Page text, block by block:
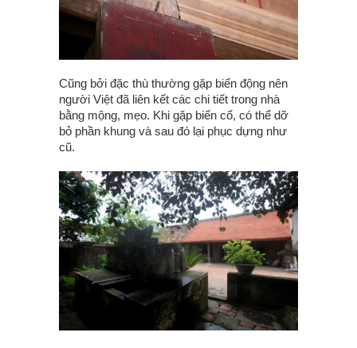
Cũng bởi đặc thù thường gặp biến động nên
người Việt đã liên kết các chi tiết trong nhà
bằng mộng, mẹo. Khi gặp biến cố, có thể dỡ
bỏ phần khung và sau đó lại phục dựng như
cũ.